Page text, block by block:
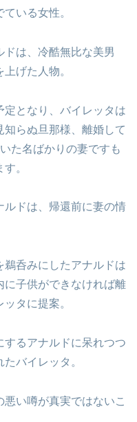
いる女性。
は、冷酷無比な美男
げた人物。
となり、バイレッタは
らぬ旦那様、離婚して
た名ばかりの妻ですも
。
ルドは、帰還前に妻の情
呑みにしたアナルドは
に子供ができなければ離
タに提案。
るアナルドに呆れつつ
バイレッタ。
い噂が真実ではないこ